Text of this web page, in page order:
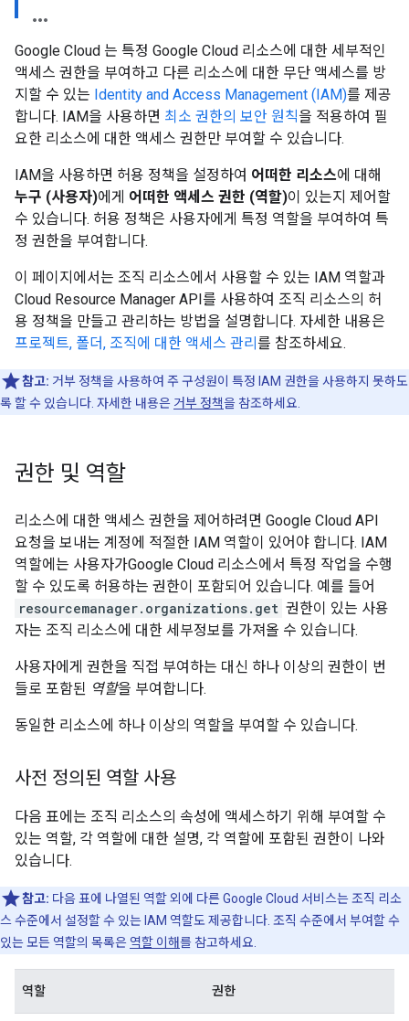
Google Cloud 는 특정 Google Cloud 리소스에 대한 세부적인
액세스 권한을 부여하고 다른 리소스에 대한 무단 액세스를 방
지할 수 있는 Identity and Access Management (IAM)를 제공
합니다. IAM을 사용하면 최소 권한의 보안 원칙을 적용하여 필
요한 리소스에 대한 액세스 권한만 부여할 수 있습니다.
IAM을 사용하면 허용 정책을 설정하여 어떠한 리소스에 대해
누구 (사용자)에게 어떠한 액세스 권한 (역할)이 있는지 제어할
수 있습니다. 허용 정책은 사용자에게 특정 역할을 부여하여 특
정 권한을 부여합니다.
이 페이지에서는 조직 리소스에서 사용할 수 있는 IAM 역할과
Cloud Resource Manager API를 사용하여 조직 리소스의 허
용 정책을 만들고 관리하는 방법을 설명합니다. 자세한 내용은
프로젝트, 폴더, 조직에 대한 액세스 관리 를 참조하세요.
참고: 거부 정책을 사용하여 주 구성원이 특정 IAM 권한을 사용하지 못하도
록 할 수 있습니다. 자세한 내용은 거부 정책을 참조하세요.
권한 및 역할
리소스에 대한 액세스 권한을 제어하려면 Google Cloud API
요청을 보내는 계정에 적절한 IAM 역할이 있어야 합니다. IAM
역할에는 사용자가Google Cloud 리소스에서 특정 작업을 수행
할 수 있도록 허용하는 권한이 포함되어 있습니다. 예를 들어
resourcemanager.organizations.get 권한이 있는 사용
자는 조직 리소스에 대한 세부정보를 가져올 수 있습니다.
사용자에게 권한을 직접 부여하는 대신 하나 이상의 권한이 번
들로 포함된 역할을 부여합니다.
동일한 리소스에 하나 이상의 역할을 부여할 수 있습니다.
사전 정의된 역할 사용
다음 표에는 조직 리소스의 속성에 액세스하기 위해 부여할 수
있는 역할, 각 역할에 대한 설명, 각 역할에 포함된 권한이 나와
있습니다.
참고: 다음 표에 나열된 역할 외에 다른 Google Cloud 서비스는 조직 리소
스 수준에서 설정할 수 있는 IAM 역할도 제공합니다. 조직 수준에서 부여할 수
있는 모든 역할의 목록은 역할 이해를 참고하세요.
역할 권한